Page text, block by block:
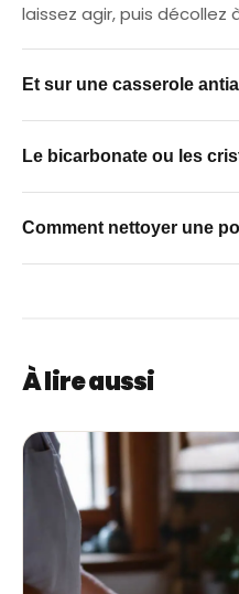
laissez agir, puis décollez
Et sur une casserole
raye facilement.
Le bicarbonate ou
Le bicarbonate ou les
puissants) sur l'inox très
Comment
Comment nettoyer une
À lire aussi